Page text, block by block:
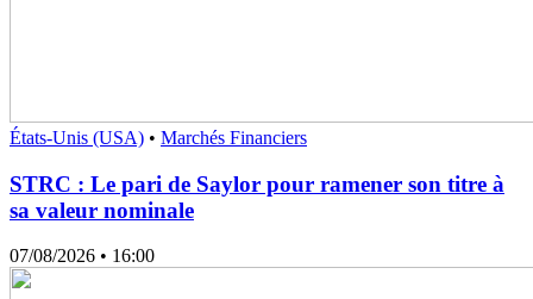
États-Unis (USA) • Marchés Financiers
STRC : Le pari de Saylor pour ramener son titre à
sa valeur nominale
07/08/2026 • 16:00